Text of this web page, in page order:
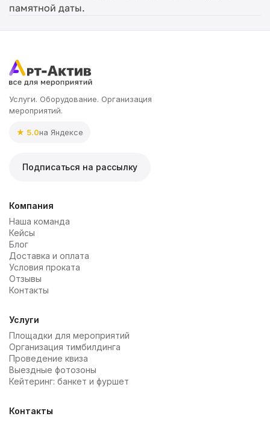
памятной даты.
Услуги. Оборудование. Организация
мероприятий.
★ 5.0на Яндексе
Подписаться на рассылку
Компания
Наша команда
Кейсы
Блог
Доставка и оплата
Условия проката
Отзывы
Контакты
Услуги
Площадки для мероприятий
Организация тимбилдинга
Проведение квиза
Выездные фотозоны
Кейтеринг: банкет и фуршет
Контакты